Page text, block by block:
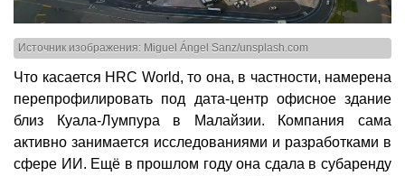
Источник изображения: Miguel Ángel Sanz/unsplash.com
Что касается HRC World, то она, в частности, намерена
перепрофилировать под дата-центр офисное здание
близ Куала-Лумпура в Малайзии. Компания сама
активно занимается исследованиями и разработками в
сфере ИИ. Ещё в прошлом году она сдала в субаренду